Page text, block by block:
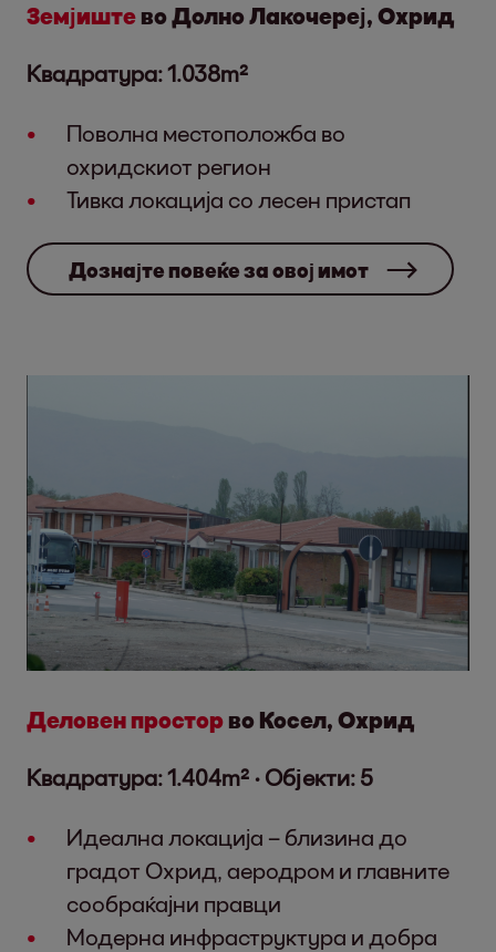
Земјиште во Долно Лакочереј, Охрид
Квадратура: 1.038m²
Поволна местоположба во
охридскиот регион
Тивка локација со лесен пристап
Дознајте повеќе за овој имот
Деловен простор во Косел, Охрид
Квадратура: 1.404m² · Објекти: 5
Идеална локација – близина до
градот Охрид, аеродром и главните
сообраќајни правци
Модерна инфраструктура и добра